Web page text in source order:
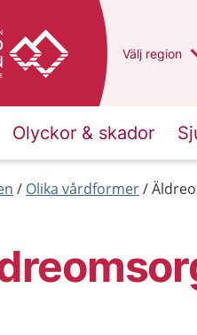
Du har valt
Välj en
region
Olyckor & skador
Olika vårdformer